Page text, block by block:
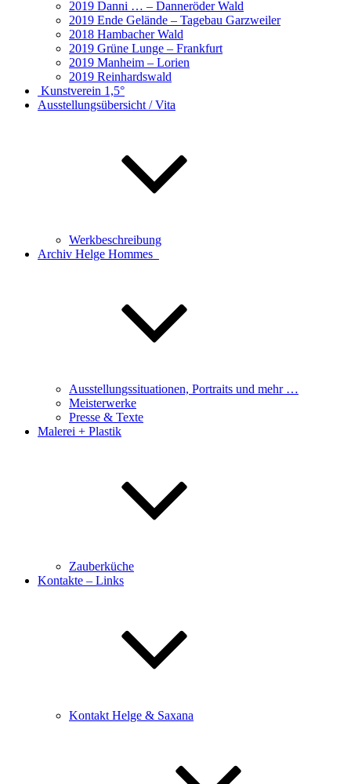
2019 Danni … – Danneröder Wald
2019 Ende Gelände – Tagebau Garzweiler
2018 Hambacher Wald
2019 Grüne Lunge – Frankfurt
2019 Manheim – Lorien
2019 Reinhardswald
Kunstverein 1,5°
Ausstellungsübersicht / Vita
Werkbeschreibung
Archiv Helge Hommes
Ausstellungssituationen, Portraits und mehr …
Meisterwerke
Presse & Texte
Malerei + Plastik
Zauberküche
Kontakte – Links
Kontakt Helge & Saxana